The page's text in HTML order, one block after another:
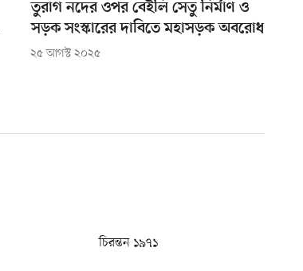
তুরাগ নদের ওপর বেইলি সেতু নির্মাণ ও
সড়ক সংস্কারের দাবিতে মহাসড়ক অবরোধ
২৫ আগস্ট ২০২৫
চিরন্তন ১৯৭১